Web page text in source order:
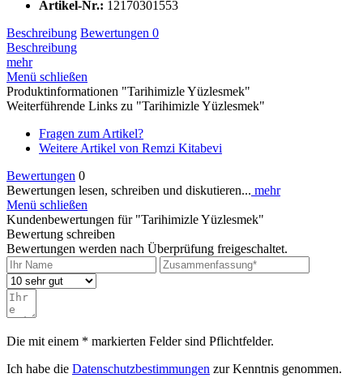
Artikel-Nr.: 12170301553
Beschreibung Bewertungen 0
Beschreibung
mehr
Menü schließen
Produktinformationen "Tarihimizle Yüzlesmek"
Weiterführende Links zu "Tarihimizle Yüzlesmek"
Fragen zum Artikel?
Weitere Artikel von Remzi Kitabevi
Bewertungen 0
Bewertungen lesen, schreiben und diskutieren... mehr
Menü schließen
Kundenbewertungen für "Tarihimizle Yüzlesmek"
Bewertung schreiben
Bewertungen werden nach Überprüfung freigeschaltet.
Die mit einem * markierten Felder sind Pflichtfelder.
Ich habe die Datenschutzbestimmungen zur Kenntnis genommen.